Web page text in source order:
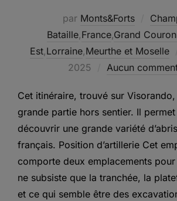
par Monts&Forts
Bataille,France,Grand
Est,Lorraine,Meurthe et Moselle
2025
Aucun
Cet itinéraire, trouvé sur
grande partie hors sentier. Il
découvrir une grande variété
français. Position d’artillerie Cet
comporte deux emplacements
ne subsiste que la tranchée, la
et ce qui semble être des